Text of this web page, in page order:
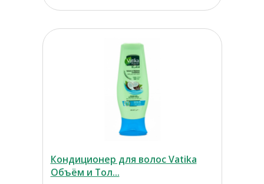
Кондиционер для волос Vatika
Объём и Тол...